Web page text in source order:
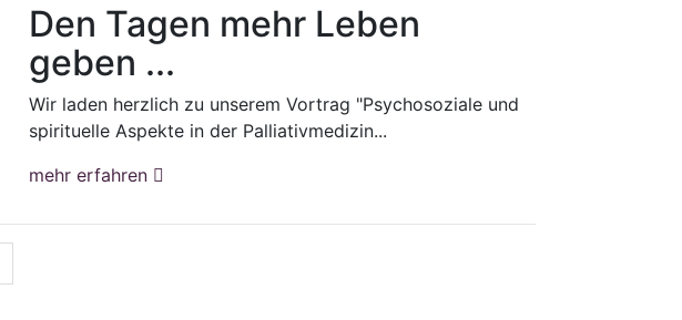
Den Tagen mehr Leben
geben ...
Wir laden herzlich zu unserem Vortrag "Psychosoziale und
spirituelle Aspekte in der Palliativmedizin...
mehr erfahren